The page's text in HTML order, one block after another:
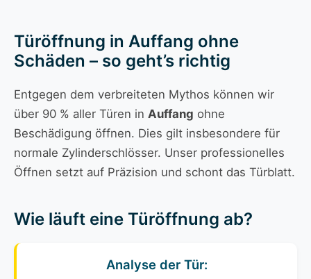
Türöffnung in Auffang ohne
Schäden – so geht’s richtig
Entgegen dem verbreiteten Mythos können wir
über 90 % aller Türen in Auffang ohne
Beschädigung öffnen. Dies gilt insbesondere für
normale Zylinderschlösser. Unser professionelles
Öffnen setzt auf Präzision und schont das Türblatt.
Wie läuft eine Türöffnung ab?
Analyse der Tür: